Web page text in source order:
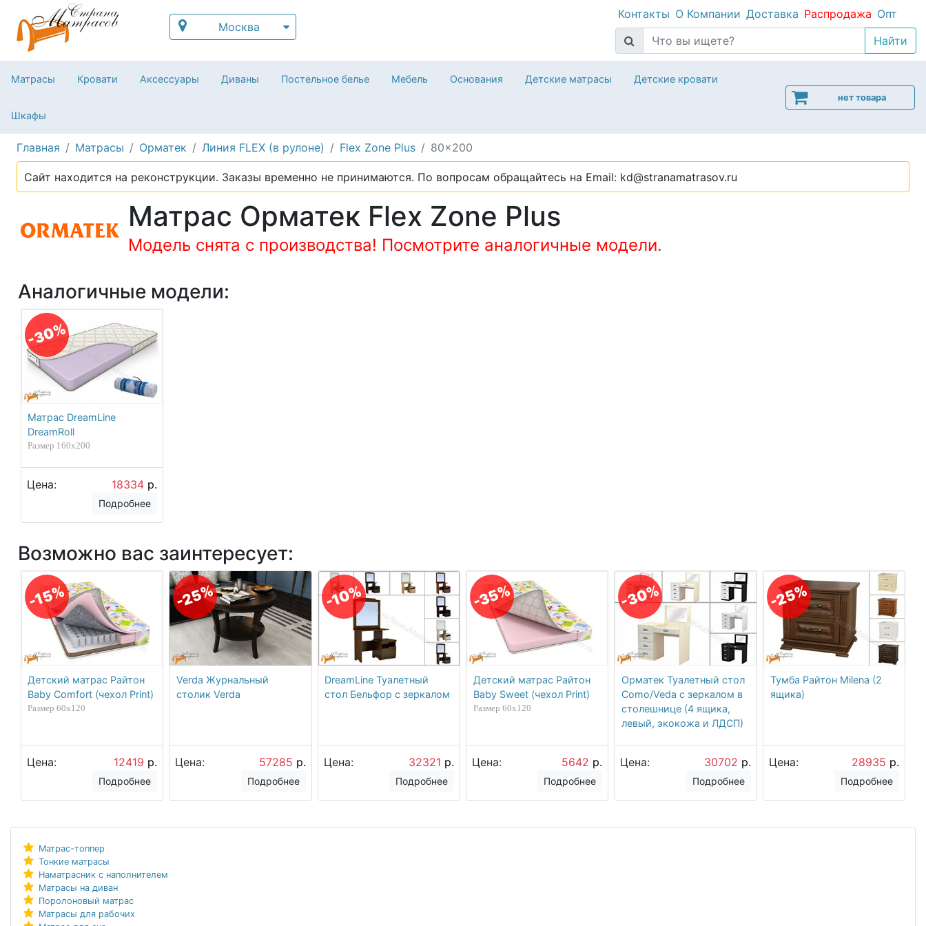
Москва
Контакты О Компании Доставка Распродажа Опт
Матрасы Кровати Аксессуары Диваны Постельное белье Мебель Основания Детские матрасы Детские кровати
Шкафы
нет товара
Главная Матрасы Орматек Линия FLEX (в рулоне) Flex Zone Plus 80x200
Сайт находится на реконструкции. Заказы временно не принимаются. По вопросам обращайтесь на Email: kd@stranamatrasov.ru
Матрас Орматек Flex Zone Plus
Модель снята с производства! Посмотрите аналогичные модели.
Аналогичные модели:
-30%
Матрас DreamLine
DreamRoll
Размер 160х200
Цена: 18334 р.
Подробнее
Возможно вас заинтересует:
-15%
Детский матрас Райтон
Baby Comfort (чехол Print)
Размер 60х120
Цена: 12419 р.
Подробнее
-25%
Verda Журнальный
столик Verda
Цена: 57285 р.
Подробнее
-10%
DreamLine Туалетный
стол Бельфор с зеркалом
Цена: 32321 р.
Подробнее
-35%
Детский матрас Райтон
Baby Sweet (чехол Print)
Размер 60х120
Цена: 5642 р.
Подробнее
-30%
Орматек Туалетный стол
Como/Veda с зеркалом в
столешнице (4 ящика,
левый, экокожа и ЛДСП)
Цена: 30702 р.
Подробнее
-25%
Тумба Райтон Milena (2
ящика)
Цена: 28935 р.
Подробнее
Матрас-топпер
Тонкие матрасы
Наматрасник с наполнителем
Матрасы на диван
Поролоновый матрас
Матрасы для рабочих